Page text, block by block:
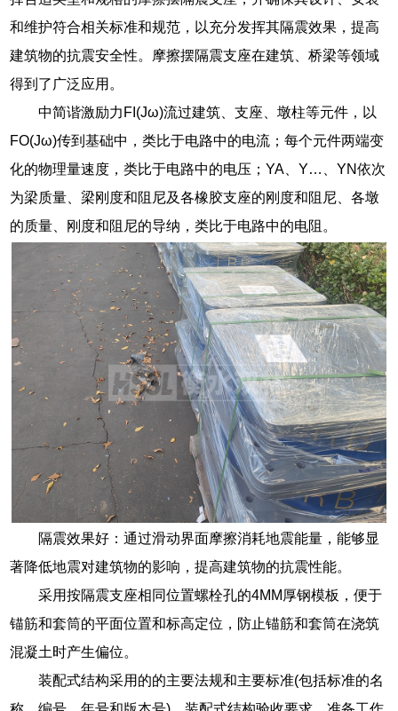
和维护符合相关标准和规范，以充分发挥其隔震效果，提高
建筑物的抗震安全性。摩擦摆隔震支座在建筑、桥梁等领域
得到了广泛应用。
中简谐激励力FI(Jω)流过建筑、支座、墩柱等元件，以
FO(Jω)传到基础中，类比于电路中的电流；每个元件两端变
化的物理量速度，类比于电路中的电压；YA、Y…、YN依次
为梁质量、梁刚度和阻尼及各橡胶支座的刚度和阻尼、各墩
的质量、刚度和阻尼的导纳，类比于电路中的电阻。
隔震效果好：通过滑动界面摩擦消耗地震能量，能够显
著降低地震对建筑物的影响，提高建筑物的抗震性能。
采用按隔震支座相同位置螺栓孔的4MM厚钢模板，便于
锚筋和套筒的平面位置和标高定位，防止锚筋和套筒在浇筑
混凝土时产生偏位。
装配式结构采用的的主要法规和主要标准(包括标准的名